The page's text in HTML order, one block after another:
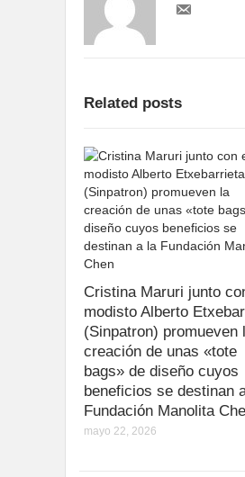
Related posts
Cristina Maruri junto
modisto Alberto
(Sinpatron) promueven
creación de unas «tote
bags» de diseño cuyos
beneficios se destinan
Fundación Manolita
mayo 22, 2026